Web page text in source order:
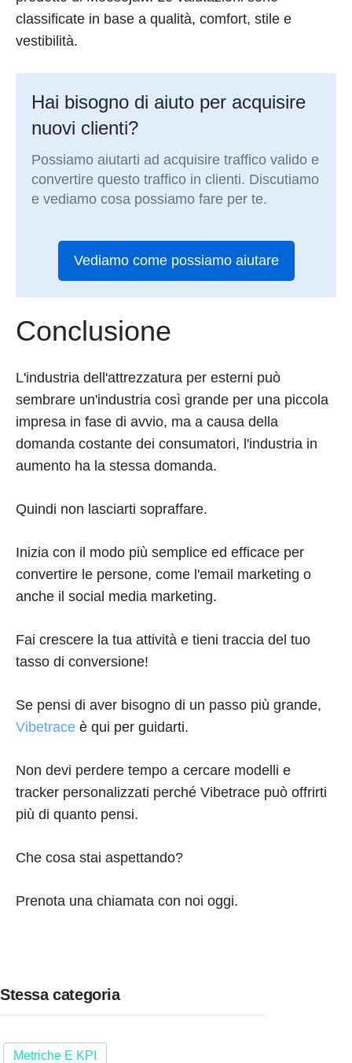
classificate in base a qualità, comfort, stile e
vestibilità.
Hai bisogno di aiuto per acquisire
nuovi clienti?
Possiamo aiutarti ad acquisire traffico valido e
convertire questo traffico in clienti. Discutiamo
e vediamo cosa possiamo fare per te.
Vediamo come possiamo aiutare
Conclusione
L'industria dell'attrezzatura per esterni può
sembrare un'industria così grande per una piccola
impresa in fase di avvio, ma a causa della
domanda costante dei consumatori, l'industria in
aumento ha la stessa domanda.
Quindi non lasciarti sopraffare.
Inizia con il modo più semplice ed efficace per
convertire le persone, come l'email marketing o
anche il social media marketing.
Fai crescere la tua attività e tieni traccia del tuo
tasso di conversione!
Se pensi di aver bisogno di un passo più grande,
Vibetrace è qui per guidarti.
Non devi perdere tempo a cercare modelli e
tracker personalizzati perché Vibetrace può offrirti
più di quanto pensi.
Che cosa stai aspettando?
Prenota una chiamata con noi oggi.
Stessa categoria
Metriche E KPI